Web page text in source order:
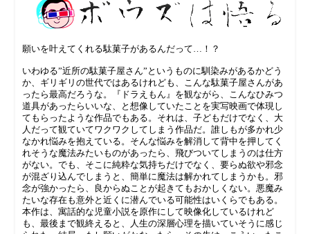
願いを叶えてくれる駄菓子があるんだって…！？
いわゆる”近所の駄菓子屋さん”というものに馴染みがあるかどう
か、ギリギリの世代ではあるけれども、こんな駄菓子屋さんがあ
ったら最高だろうな。『ドラえもん』を観ながら、こんなひみつ
道具があったらいいな、と想像していたことを実写映画で体現し
てもらったような作品でもある。それは、子どもだけでなく、大
人だって観ていてワクワクしてしまう作品だ。誰しもが多かれ少
なかれ悩みを抱えている。そんな悩みを解消して背中を押してく
れそうな魔法みたいものがあったら、飛びついてしまうのは仕方
がない。でも、そこに純粋な気持ちだけでなく、要らぬ欲や邪念
が混ざり込んでしまうと、簡単に魔法は解かれてしまうかも。邪
念が強かったら、良からぬことが起きてもおかしくない。悪魔み
たいな存在も意外と近くに潜んでいる可能性はいくらでもある。
本作は、寓話的な児童小説を原作にして映像化しているけれど
も、最後まで観終えると、人生の深層心理を描いていそうに感じ